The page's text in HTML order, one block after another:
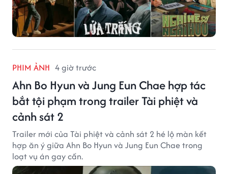
PHIM ẢNH 4 giờ trước
Ahn Bo Hyun và Jung Eun Chae hợp tác
bắt tội phạm trong trailer Tài phiệt và
cảnh sát 2
Trailer mới của Tài phiệt và cảnh sát 2 hé lộ màn kết
hợp ăn ý giữa Ahn Bo Hyun và Jung Eun Chae trong
loạt vụ án gay cấn.